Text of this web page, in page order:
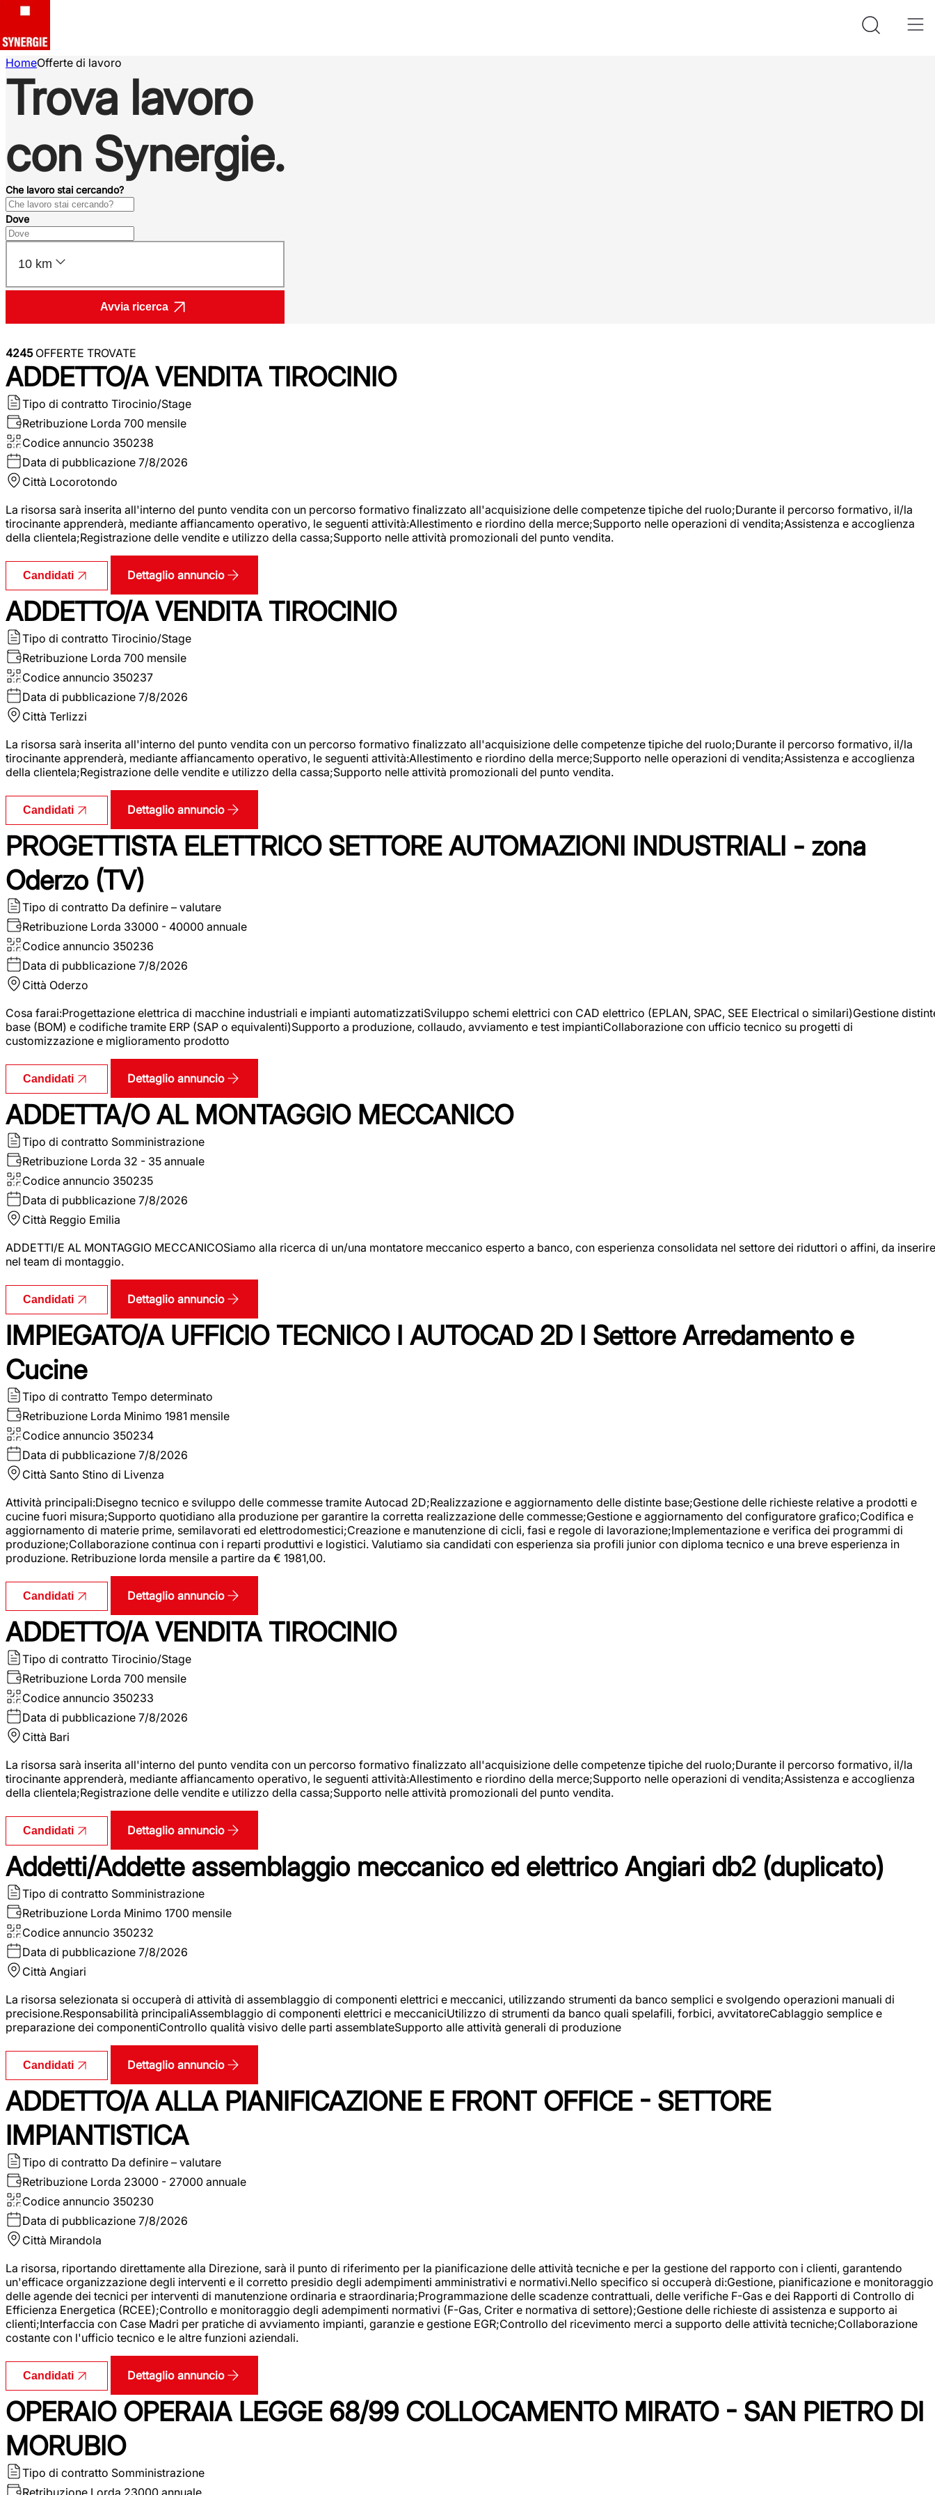
HomeOfferte di lavoro
Trova lavoro
con Synergie.
Che lavoro stai cercando?
Dove
10 km
Avvia ricerca
4245OFFERTE TROVATE
ADDETTO/A VENDITA TIROCINIO
Tipo di contratto Tirocinio/Stage
Retribuzione Lorda 700 mensile
Codice annuncio 350238
Data di pubblicazione 7/8/2026
Città Locorotondo
La risorsa sarà inserita all'interno del punto vendita con un percorso formativo finalizzato all'acquisizione delle competenze tipiche del ruolo;Durante il percorso formativo, il/la
tirocinante apprenderà, mediante affiancamento operativo, le seguenti attività:Allestimento e riordino della merce;Supporto nelle operazioni di vendita;Assistenza e accoglienza
della clientela;Registrazione delle vendite e utilizzo della cassa;Supporto nelle attività promozionali del punto vendita.
Candidati Dettaglio annuncio
ADDETTO/A VENDITA TIROCINIO
Tipo di contratto Tirocinio/Stage
Retribuzione Lorda 700 mensile
Codice annuncio 350237
Data di pubblicazione 7/8/2026
Città Terlizzi
La risorsa sarà inserita all'interno del punto vendita con un percorso formativo finalizzato all'acquisizione delle competenze tipiche del ruolo;Durante il percorso formativo, il/la
tirocinante apprenderà, mediante affiancamento operativo, le seguenti attività:Allestimento e riordino della merce;Supporto nelle operazioni di vendita;Assistenza e accoglienza
della clientela;Registrazione delle vendite e utilizzo della cassa;Supporto nelle attività promozionali del punto vendita.
Candidati Dettaglio annuncio
PROGETTISTA ELETTRICO SETTORE AUTOMAZIONI INDUSTRIALI - zona
Oderzo (TV)
Tipo di contratto Da definire – valutare
Retribuzione Lorda 33000 - 40000 annuale
Codice annuncio 350236
Data di pubblicazione 7/8/2026
Città Oderzo
Cosa farai:Progettazione elettrica di macchine industriali e impianti automatizzatiSviluppo schemi elettrici con CAD elettrico (EPLAN, SPAC, SEE Electrical o similari)Gestione
base (BOM) e codifiche tramite ERP (SAP o equivalenti)Supporto a produzione, collaudo, avviamento e test impiantiCollaborazione con ufficio tecnico su progetti di
customizzazione e miglioramento prodotto
Candidati Dettaglio annuncio
ADDETTA/O AL MONTAGGIO MECCANICO
Tipo di contratto Somministrazione
Retribuzione Lorda 32 - 35 annuale
Codice annuncio 350235
Data di pubblicazione 7/8/2026
Città Reggio Emilia
ADDETTI/E AL MONTAGGIO MECCANICOSiamo alla ricerca di un/una montatore meccanico esperto a banco, con esperienza consolidata nel settore dei riduttori o affini, da inserire
nel team di montaggio.
Candidati Dettaglio annuncio
IMPIEGATO/A UFFICIO TECNICO I AUTOCAD 2D I Settore Arredamento e
Cucine
Tipo di contratto Tempo determinato
Retribuzione Lorda Minimo 1981 mensile
Codice annuncio 350234
Data di pubblicazione 7/8/2026
Città Santo Stino di Livenza
Attività principali:Disegno tecnico e sviluppo delle commesse tramite Autocad 2D;Realizzazione e aggiornamento delle distinte base;Gestione delle richieste relative a prodotti e
cucine fuori misura;Supporto quotidiano alla produzione per garantire la corretta realizzazione delle commesse;Gestione e aggiornamento del configuratore grafico;Codifica e
aggiornamento di materie prime, semilavorati ed elettrodomestici;Creazione e manutenzione di cicli, fasi e regole di lavorazione;Implementazione e verifica dei programmi di
produzione;Collaborazione continua con i reparti produttivi e logistici. Valutiamo sia candidati con esperienza sia profili junior con diploma tecnico e una breve esperienza in
produzione. Retribuzione lorda mensile a partire da € 1981,00.
Candidati Dettaglio annuncio
ADDETTO/A VENDITA TIROCINIO
Tipo di contratto Tirocinio/Stage
Retribuzione Lorda 700 mensile
Codice annuncio 350233
Data di pubblicazione 7/8/2026
Città Bari
La risorsa sarà inserita all'interno del punto vendita con un percorso formativo finalizzato all'acquisizione delle competenze tipiche del ruolo;Durante il percorso formativo, il/la
tirocinante apprenderà, mediante affiancamento operativo, le seguenti attività:Allestimento e riordino della merce;Supporto nelle operazioni di vendita;Assistenza e accoglienza
della clientela;Registrazione delle vendite e utilizzo della cassa;Supporto nelle attività promozionali del punto vendita.
Candidati Dettaglio annuncio
Addetti/Addette assemblaggio meccanico ed elettrico Angiari db2 (duplicato)
Tipo di contratto Somministrazione
Retribuzione Lorda Minimo 1700 mensile
Codice annuncio 350232
Data di pubblicazione 7/8/2026
Città Angiari
La risorsa selezionata si occuperà di attività di assemblaggio di componenti elettrici e meccanici, utilizzando strumenti da banco semplici e svolgendo operazioni manuali di
precisione.Responsabilità principaliAssemblaggio di componenti elettrici e meccaniciUtilizzo di strumenti da banco quali spelafili, forbici, avvitatoreCablaggio semplice e
preparazione dei componentiControllo qualità visivo delle parti assemblateSupporto alle attività generali di produzione
Candidati Dettaglio annuncio
ADDETTO/A ALLA PIANIFICAZIONE E FRONT OFFICE - SETTORE
IMPIANTISTICA
Tipo di contratto Da definire – valutare
Retribuzione Lorda 23000 - 27000 annuale
Codice annuncio 350230
Data di pubblicazione 7/8/2026
Città Mirandola
La risorsa, riportando direttamente alla Direzione, sarà il punto di riferimento per la pianificazione delle attività tecniche e per la gestione del rapporto con i clienti, garantendo
un'efficace organizzazione degli interventi e il corretto presidio degli adempimenti amministrativi e normativi.Nello specifico si occuperà di:Gestione, pianificazione e monitoraggio
delle agende dei tecnici per interventi di manutenzione ordinaria e straordinaria;Programmazione delle scadenze contrattuali, delle verifiche F-Gas e dei Rapporti di Controllo di
Efficienza Energetica (RCEE);Controllo e monitoraggio degli adempimenti normativi (F-Gas, Criter e normativa di settore);Gestione delle richieste di assistenza e supporto ai
clienti;Interfaccia con Case Madri per pratiche di avviamento impianti, garanzie e gestione EGR;Controllo del ricevimento merci a supporto delle attività tecniche;Collaborazione
costante con l'ufficio tecnico e le altre funzioni aziendali.
Candidati Dettaglio annuncio
OPERAIO OPERAIA LEGGE 68/99 COLLOCAMENTO MIRATO - SAN PIETRO DI
MORUBIO
Tipo di contratto Somministrazione
Retribuzione Lorda 23000 annuale